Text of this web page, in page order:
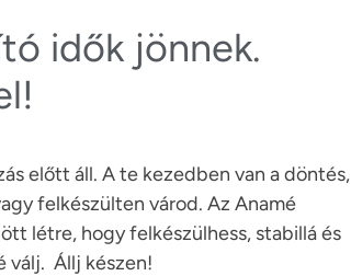
idők jönnek.
előtt áll. A te kezedben van a döntés,
felkészülten várod. Az Anamé
létre, hogy felkészülhess, stabillá és
Állj készen!